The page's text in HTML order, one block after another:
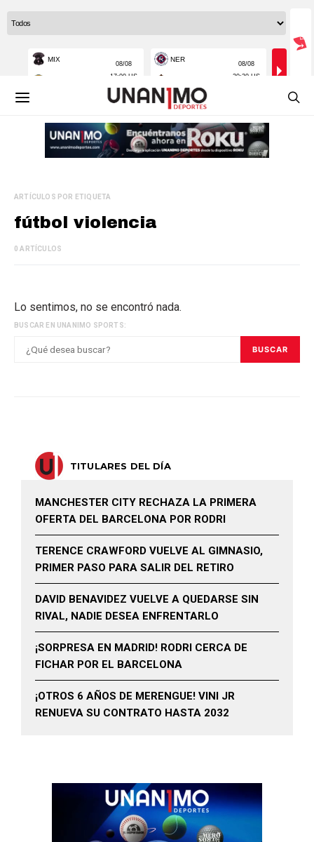
ARTÍCULOS POR ETIQUETA
fútbol violencia
0 ARTÍCULOS
Lo sentimos, no se encontró nada.
BUSCAR EN UNANIMO SPORTS:
BUSCAR
TITULARES DEL DÍA
MANCHESTER CITY RECHAZA LA PRIMERA
OFERTA DEL BARCELONA POR RODRI
TERENCE CRAWFORD VUELVE AL GIMNASIO,
PRIMER PASO PARA SALIR DEL RETIRO
DAVID BENAVIDEZ VUELVE A QUEDARSE SIN
RIVAL, NADIE DESEA ENFRENTARLO
¡SORPRESA EN MADRID! RODRI CERCA DE
FICHAR POR EL BARCELONA
¡OTROS 6 AÑOS DE MERENGUE! VINI JR
RENUEVA SU CONTRATO HASTA 2032